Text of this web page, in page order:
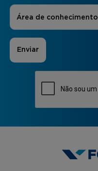
Áreas de Interesse
Área de conhecimento